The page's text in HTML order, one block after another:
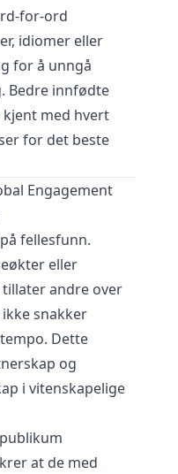
for-ord
idiomer eller
for å unngå
Bedre innfødte
med hvert
for det beste
Engagement
fellesfunn.
eller
andre over
snakker
Dette
og
i vitenskapelige
at de med